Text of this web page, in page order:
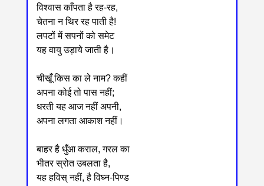
विश्वास काँपता है रह-रह,
चेतना न थिर रह पाती है!
लपटों में सपनों को समेट
यह वायु उड़ाये जाती है।
चीखूँ किस का ले नाम? कहीं
अपना कोई तो पास नहीं;
धरती यह आज नहीं अपनी,
अपना लगता आकाश नहीं।
बाहर है धुँआ कराल, गरल का
भीतर स्रोत उबलता है,
यह हविस् नहीं, है विघ्न-पिण्ड